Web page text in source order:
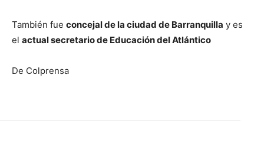
También fue concejal de la ciudad de Barranquilla y es
el actual secretario de Educación del Atlántico
De Colprensa